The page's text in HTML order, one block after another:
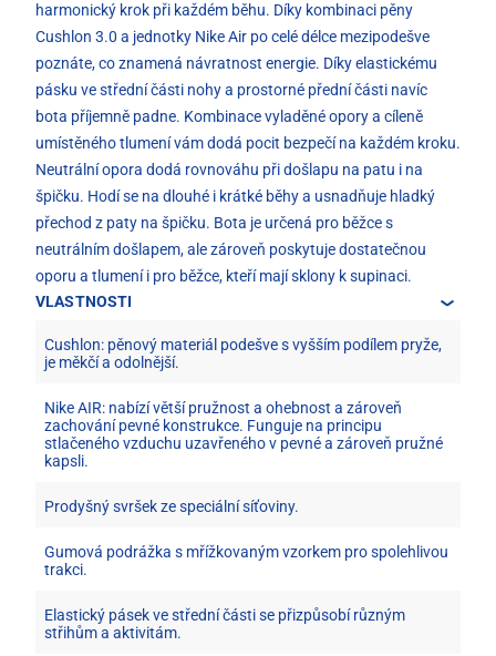
harmonický krok při každém běhu. Díky kombinaci pěny
Cushlon 3.0 a jednotky Nike Air po celé délce mezipodešve
poznáte, co znamená návratnost energie. Díky elastickému
pásku ve střední části nohy a prostorné přední části navíc
bota příjemně padne. Kombinace vyladěné opory a cíleně
umístěného tlumení vám dodá pocit bezpečí na každém kroku.
Neutrální opora dodá rovnováhu při došlapu na patu i na
špičku. Hodí se na dlouhé i krátké běhy a usnadňuje hladký
přechod z paty na špičku. Bota je určená pro běžce s
neutrálním došlapem, ale zároveň poskytuje dostatečnou
oporu a tlumení i pro běžce, kteří mají sklony k supinaci.
VLASTNOSTI
Cushlon: pěnový materiál podešve s vyšším podílem pryže,
je měkčí a odolnější.
Nike AIR: nabízí větší pružnost a ohebnost a zároveň
zachování pevné konstrukce. Funguje na principu
stlačeného vzduchu uzavřeného v pevné a zároveň pružné
kapsli.
Prodyšný svršek ze speciální síťoviny.
Gumová podrážka s mřížkovaným vzorkem pro spolehlivou
trakci.
Elastický pásek ve střední části se přizpůsobí různým
střihům a aktivitám.